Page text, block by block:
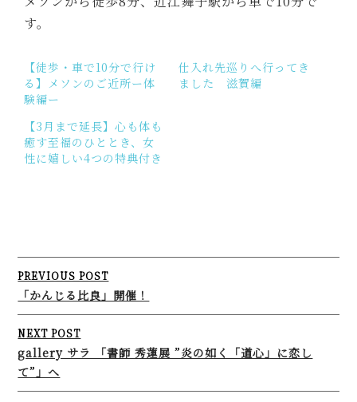
す。
【徒歩・車で10分で行け
る】メソンのご近所ー体
験編ー
仕入れ先巡りへ行ってき
ました 滋賀編
【3月まで延長】心も体も
癒す至福のひととき、女
性に嬉しい4つの特典付き
Post
navigation
PREVIOUS POST
「かんじる比良」開催！
NEXT POST
gallery サラ 「書師 秀蓮展 ”炎の如く「道心」に恋し
て”」へ